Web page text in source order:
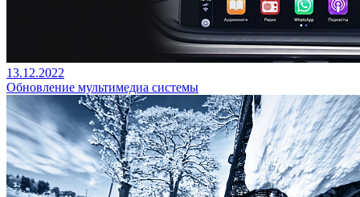
13.12.2022
Обновление мультимедиа системы